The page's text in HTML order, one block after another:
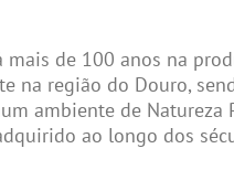
de 100 anos na
na região do Douro,
ambiente de Natureza
ao longo dos